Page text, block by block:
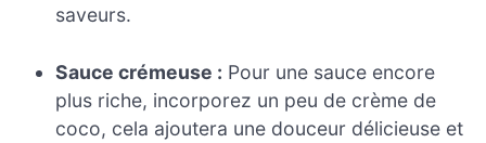
saveurs.
Sauce crémeuse : Pour une sauce encore
plus riche, incorporez un peu de crème de
coco, cela ajoutera une douceur délicieuse et